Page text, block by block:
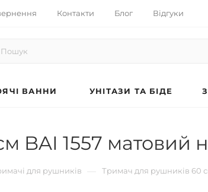
Контакти Блог Відгуки
ВАННИ УНІТАЗИ ТА БІДЕ
BAI 1557 матовий
для рушників Тримач для рушників 60